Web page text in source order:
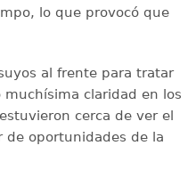
lo que provocó que
al frente para tratar
claridad en los
cerca de ver el
de oportunidades de la